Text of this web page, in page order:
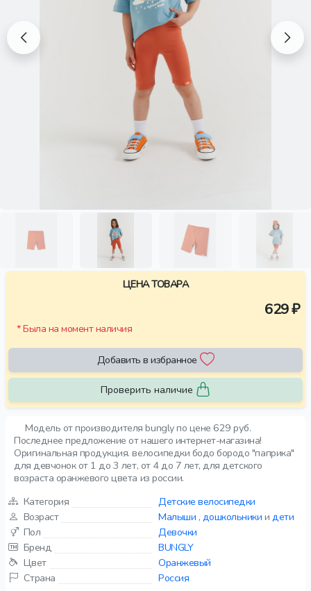
Модель от производителя bungly по цене 629 руб.
Последнее предложение от нашего интернет-магазина!
Оригинальная продукция. велосипедки бодо бородо "паприка"
для девчонок от 1 до 3 лет, от 4 до 7 лет, для детского
возраста оранжевого цвета из россии.
Категория
Детские велосипедки
Возраст
Малыши , дошкольники и дети
Пол
Девочки
Бренд
BUNGLY
Цвет
Оранжевый
Страна
Россия
ЦЕНА ТОВАРА
629 ₽
* Была на момент наличия
Добавить в избранное
Проверить наличие